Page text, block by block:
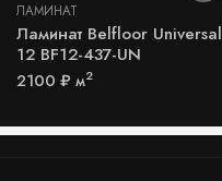
ЛАМИНАТ
Ламинат Belfloor Universal
12 BF12-437-UN
2100 ₽ м2